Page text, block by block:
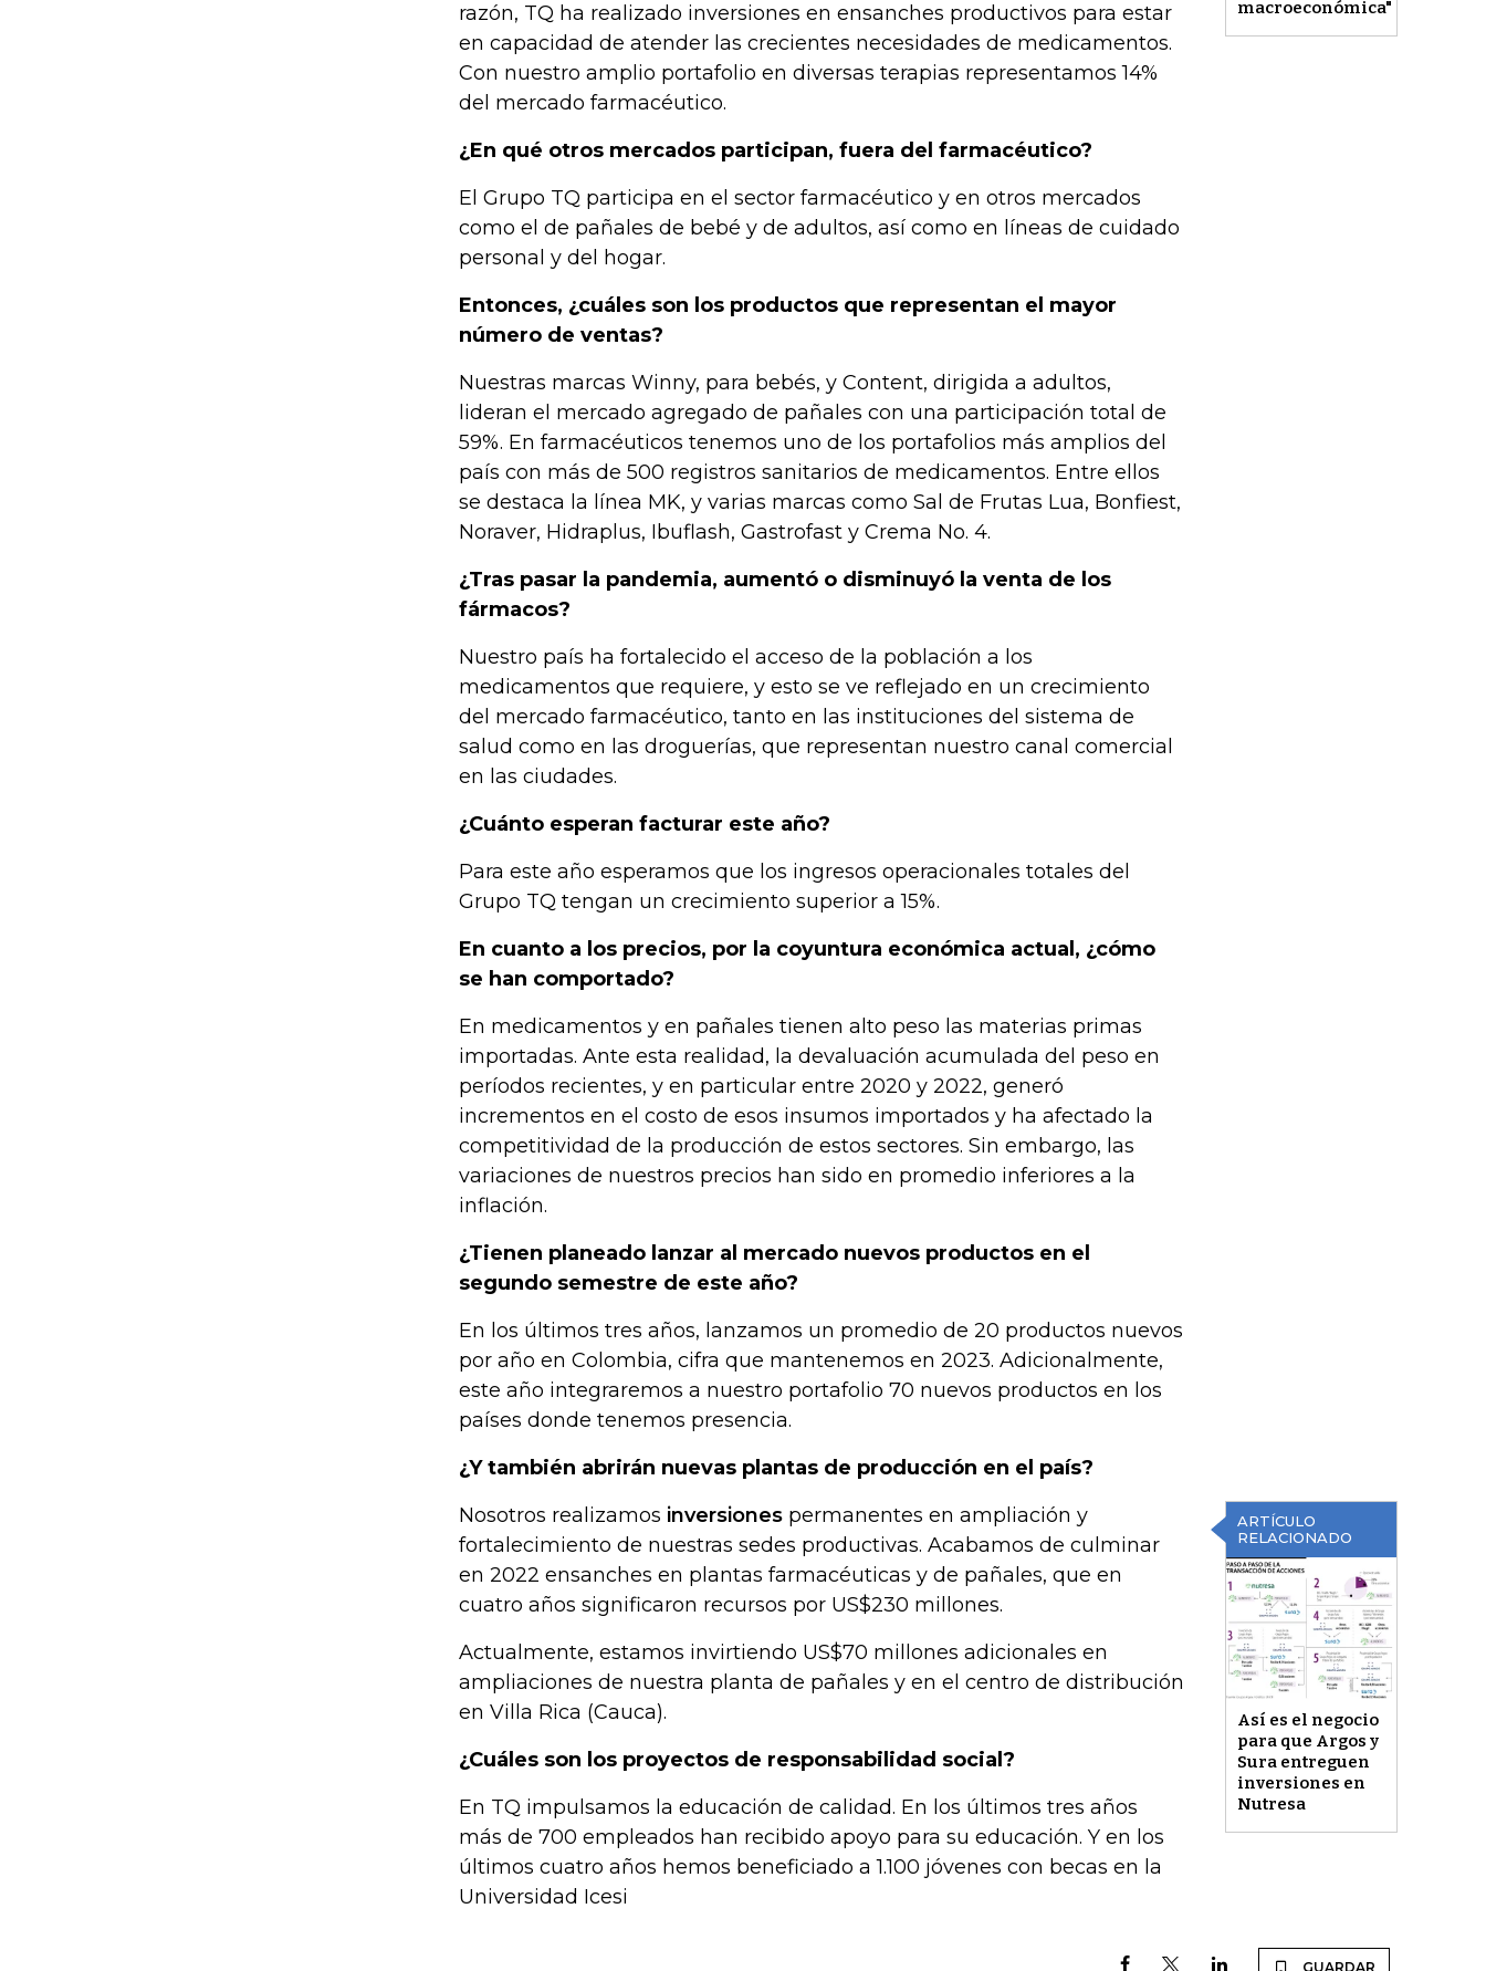
macroeconómica"
razón, TQ ha realizado inversiones en ensanches productivos para estar
en capacidad de atender las crecientes necesidades de medicamentos.
Con nuestro amplio portafolio en diversas terapias representamos 14%
del mercado farmacéutico.
¿En qué otros mercados participan, fuera del farmacéutico?
El Grupo TQ participa en el sector farmacéutico y en otros mercados
como el de pañales de bebé y de adultos, así como en líneas de cuidado
personal y del hogar.
Entonces, ¿cuáles son los productos que representan el mayor
número de ventas?
Nuestras marcas Winny, para bebés, y Content, dirigida a adultos,
lideran el mercado agregado de pañales con una participación total de
59%. En farmacéuticos tenemos uno de los portafolios más amplios del
país con más de 500 registros sanitarios de medicamentos. Entre ellos
se destaca la línea MK, y varias marcas como Sal de Frutas Lua, Bonfiest,
Noraver, Hidraplus, Ibuflash, Gastrofast y Crema No. 4.
¿Tras pasar la pandemia, aumentó o disminuyó la venta de los
fármacos?
Nuestro país ha fortalecido el acceso de la población a los
medicamentos que requiere, y esto se ve reflejado en un crecimiento
del mercado farmacéutico, tanto en las instituciones del sistema de
salud como en las droguerías, que representan nuestro canal comercial
en las ciudades.
¿Cuánto esperan facturar este año?
Para este año esperamos que los ingresos operacionales totales del
Grupo TQ tengan un crecimiento superior a 15%.
En cuanto a los precios, por la coyuntura económica actual, ¿cómo
se han comportado?
En medicamentos y en pañales tienen alto peso las materias primas
importadas. Ante esta realidad, la devaluación acumulada del peso en
períodos recientes, y en particular entre 2020 y 2022, generó
incrementos en el costo de esos insumos importados y ha afectado la
competitividad de la producción de estos sectores. Sin embargo, las
variaciones de nuestros precios han sido en promedio inferiores a la
inflación.
¿Tienen planeado lanzar al mercado nuevos productos en el
segundo semestre de este año?
En los últimos tres años, lanzamos un promedio de 20 productos nuevos
por año en Colombia, cifra que mantenemos en 2023. Adicionalmente,
este año integraremos a nuestro portafolio 70 nuevos productos en los
países donde tenemos presencia.
¿Y también abrirán nuevas plantas de producción en el país?
ARTÍCULO
RELACIONADO
Así es el negocio
para que Argos y
Sura entreguen
inversiones en
Nutresa
Nosotros realizamos inversiones permanentes en ampliación y
fortalecimiento de nuestras sedes productivas. Acabamos de culminar
en 2022 ensanches en plantas farmacéuticas y de pañales, que en
cuatro años significaron recursos por US$230 millones.
Actualmente, estamos invirtiendo US$70 millones adicionales en
ampliaciones de nuestra planta de pañales y en el centro de distribución
en Villa Rica (Cauca).
¿Cuáles son los proyectos de responsabilidad social?
En TQ impulsamos la educación de calidad. En los últimos tres años
más de 700 empleados han recibido apoyo para su educación. Y en los
últimos cuatro años hemos beneficiado a 1.100 jóvenes con becas en la
Universidad Icesi
GUARDAR